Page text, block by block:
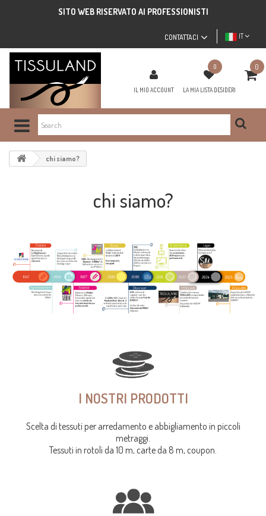
SITO WEB RISERVATO AI PROFESSIONISTI
IT
CONTATTACI
IL MIO ACCOUNT
0
LA MIA LISTA DESIDERI
0
chi siamo?
chi siamo?
I NOSTRI PRODOTTI
Scelta di tessuti per arredamento e abbigliamento in piccoli
metraggi.
Tessuti in rotoli da 10 m, carte da 8 m, coupon.